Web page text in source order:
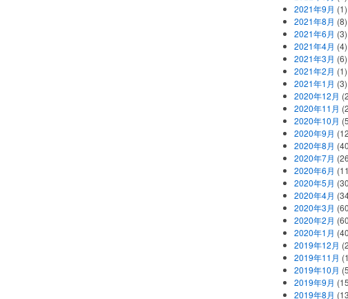
2021年9月 (1)
2021年8月 (8)
2021年6月 (3)
2021年4月 (4)
2021年3月 (6)
2021年2月 (1)
2021年1月 (3)
2020年12月
2020年11月
2020年10月
2020年9月
2020年8月
2020年7月
2020年6月
2020年5月
2020年4月
2020年3月
2020年2月
2020年1月
2019年12月
2019年11月
2019年10月
2019年9月
2019年8月